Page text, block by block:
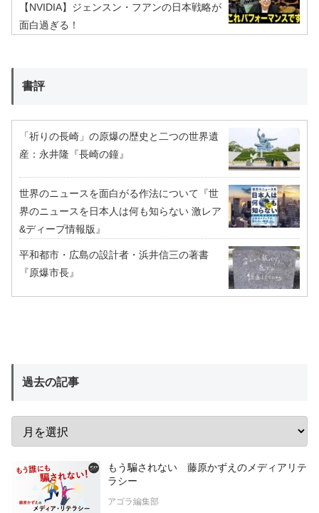
【NVIDIA】ジェンスン・フアンの日本戦略が
面白過ぎる！
書評
「祈りの長崎」の原爆の歴史と二つの世界遺
産：永井隆『長崎の鐘』
世界のニュースを面白がる作法について『世
界のニュースを日本人は何も知らない 激レア
&ディープ情報版』
平和都市・広島の設計者・浜井信三の著書
『原爆市長』
過去の記事
もう騙されない 藤原かずえのメディアリテ
ラシー
アゴラ編集部